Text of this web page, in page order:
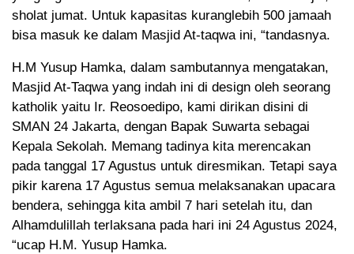
sholat jumat. Untuk kapasitas kuranglebih 500 jamaah
bisa masuk ke dalam Masjid At-taqwa ini, “tandasnya.
H.M Yusup Hamka, dalam sambutannya mengatakan,
Masjid At-Taqwa yang indah ini di design oleh seorang
katholik yaitu Ir. Reosoedipo, kami dirikan disini di
SMAN 24 Jakarta, dengan Bapak Suwarta sebagai
Kepala Sekolah. Memang tadinya kita merencakan
pada tanggal 17 Agustus untuk diresmikan. Tetapi saya
pikir karena 17 Agustus semua melaksanakan upacara
bendera, sehingga kita ambil 7 hari setelah itu, dan
Alhamdulillah terlaksana pada hari ini 24 Agustus 2024,
“ucap H.M. Yusup Hamka.